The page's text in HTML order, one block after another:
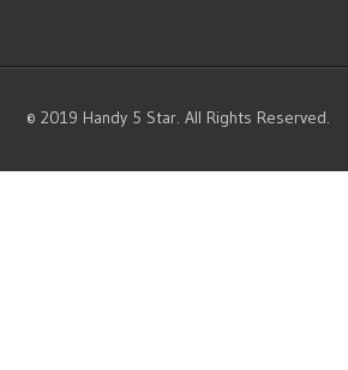
© 2019 Handy 5 Star. All Rights Reserved.